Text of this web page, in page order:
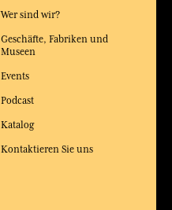
Wer sind wir?
Geschäfte, Fabriken und
Museen
Events
Podcast
Katalog
Kontaktieren Sie uns